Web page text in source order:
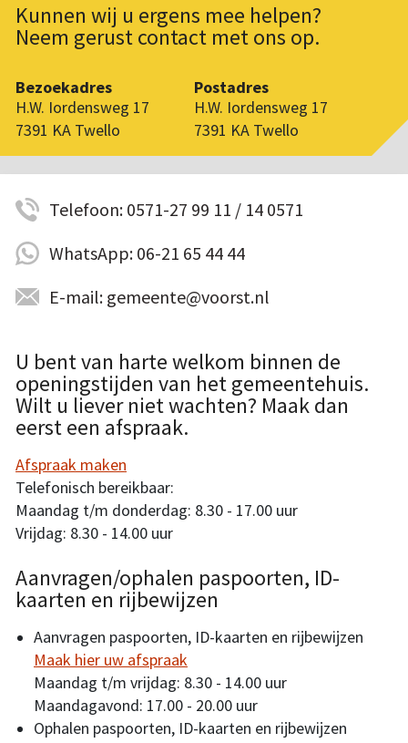
Kunnen wij u ergens mee helpen?
Neem gerust contact met ons op.
Bezoekadres
H.W. Iordensweg 17
7391 KA Twello
Postadres
H.W. Iordensweg 17
7391 KA Twello
Telefoon: 0571-27 99 11 / 14 0571
WhatsApp: 06-21 65 44 44
E-mail: gemeente@voorst.nl
U bent van harte welkom binnen de
openingstijden van het gemeentehuis.
Wilt u liever niet wachten? Maak dan
eerst een afspraak.
Afspraak maken
Telefonisch bereikbaar:
Maandag t/m donderdag: 8.30 - 17.00 uur
Vrijdag: 8.30 - 14.00 uur
Aanvragen/ophalen paspoorten, ID-
kaarten en rijbewijzen
Aanvragen paspoorten, ID-kaarten en rijbewijzen
Maak hier uw afspraak
Maandag t/m vrijdag: 8.30 - 14.00 uur
Maandagavond: 17.00 - 20.00 uur
Ophalen paspoorten, ID-kaarten en rijbewijzen